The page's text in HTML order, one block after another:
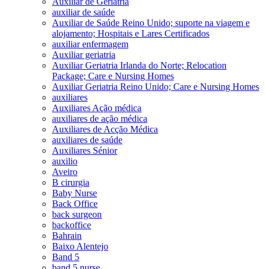
auxiliar de saúde
Auxiliar de Saúde Reino Unido; suporte na viagem e
alojamento; Hospitais e Lares Certificados
auxiliar enfermagem
Auxiliar geriatria
Auxiliar Geriatria Irlanda do Norte; Relocation
Package; Care e Nursing Homes
Auxiliar Geriatria Reino Unido; Care e Nursing Homes
auxiliares
Auxiliares Ação médica
auxiliares de ação médica
Auxiliares de Acção Médica
auxiliares de saúde
Auxiliares Sénior
auxilio
Aveiro
B cirurgia
Baby Nurse
Back Office
back surgeon
backoffice
Bahrain
Baixo Alentejo
Band 5